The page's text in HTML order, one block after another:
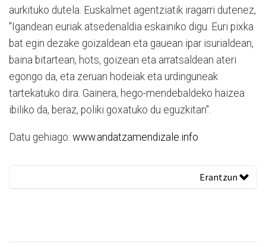
aurkituko dutela. Euskalmet agentziatik iragarri dutenez,
"Igandean euriak atsedenaldia eskainiko digu. Euri pixka
bat egin dezake goizaldean eta gauean ipar isurialdean,
baina bitartean, hots, goizean eta arratsaldean ateri
egongo da, eta zeruan hodeiak eta urdinguneak
tartekatuko dira. Gainera, hego-mendebaldeko haizea
ibiliko da, beraz, poliki goxatuko du eguzkitan".
Datu gehiago: www.andatzamendizale.info
Erantzun